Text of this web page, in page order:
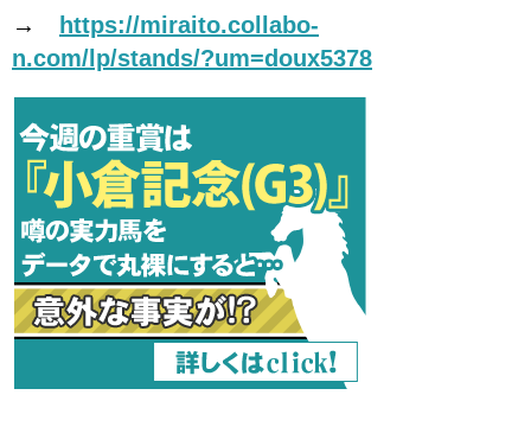
→
https://miraito.collabo-
n.com/lp/stands/?um=doux5378